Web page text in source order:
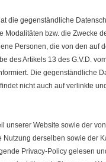
die gegenständliche
Modalitäten bzw. die Zwecke
Personen, die von den auf
des Artikels 13 des G.V.D.
Die gegenständliche
nicht auch auf verlinkte
unserer Website sowie der
derselben sowie der
Privacy-Policy gelesen